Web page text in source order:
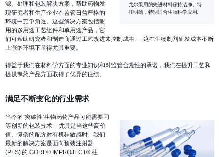
戈尔采用的先进材料保持洁净、特
征明确，特别适合生物科学应用。
滤、处理和包装解决方案，帮助药物发
现研究者和生产企业在监管日益严格的
环境中竞争角逐。这些解决方案包括耐
用的多用途工艺组件和单用途产品，它
们可帮助研究者和制造商通过工艺改进来控制成本 — 这在生物制剂研发成本不断
上涨的环境下显得尤其重要。
得益于我们在材料学方面的专业知识和对监管合规性的承诺，我们在提升工艺和
提供制药产品方面取得了优异的往绩。
满足不断变化的行业需求
当今的“突破性”生物药物产品可能需要同
等创新的包装技术 – 尤其是当这些高价
值、复杂的配方对有机硅敏感时。我们
最新的解决方案是面向预装注射器
(PFS) 的 GORE® IMPROJECT® 柱